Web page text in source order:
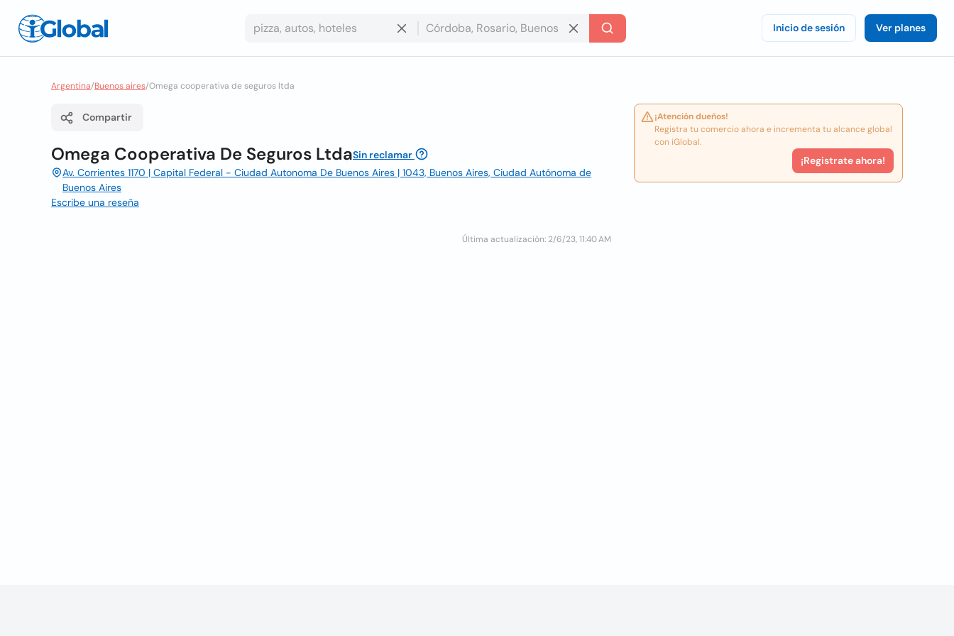
Inicio de sesión Ver planes
Argentina/Buenos aires/Omega cooperativa de seguros ltda
Compartir
Omega Cooperativa De Seguros LtdaSin reclamar
Av. Corrientes 1170 | Capital Federal - Ciudad Autonoma De Buenos Aires | 1043, Buenos Aires, Ciudad Autónoma de
Buenos Aires
Escribe una reseña
Última actualización: 2/6/23, 11:40 AM
¡Atención dueños!
Registra tu comercio ahora e incrementa tu alcance global
con iGlobal.
¡Registrate ahora!